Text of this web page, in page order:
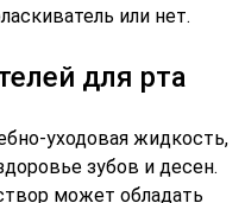
или нет.
для рта
уходовая жидкость,
зубов и десен.
может обладать